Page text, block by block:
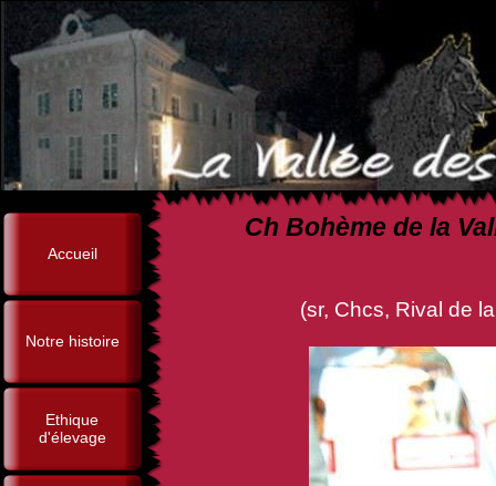
Accueil
Notre histoire
Ethique
d'élevage
Ch Bohème de la
(sr, Chcs, Rival de la